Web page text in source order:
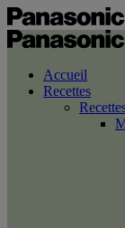
Accueil
Recettes